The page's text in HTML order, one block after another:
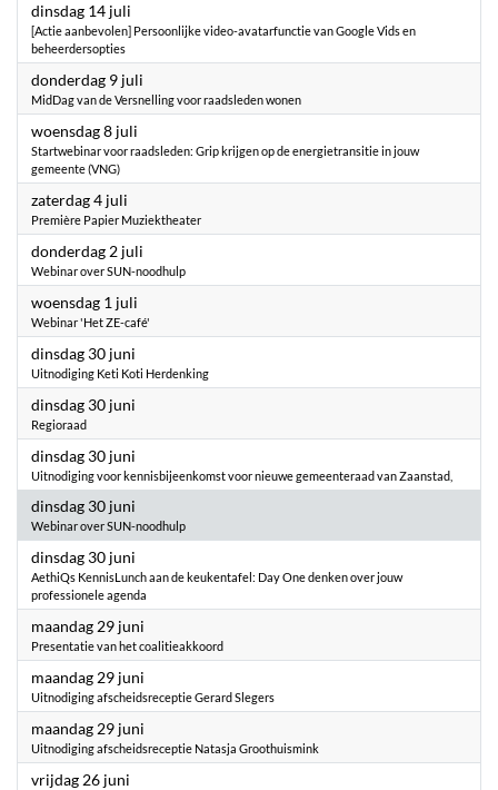
dinsdag 14 juli
[Actie aanbevolen] Persoonlijke video-avatarfunctie van Google Vids en
beheerdersopties
donderdag 9 juli
MidDag van de Versnelling voor raadsleden wonen
woensdag 8 juli
Startwebinar voor raadsleden: Grip krijgen op de energietransitie in jouw
gemeente (VNG)
zaterdag 4 juli
Première Papier Muziektheater
donderdag 2 juli
Webinar over SUN-noodhulp
woensdag 1 juli
Webinar 'Het ZE-café'
dinsdag 30 juni
Uitnodiging Keti Koti Herdenking
dinsdag 30 juni
Regioraad
dinsdag 30 juni
Uitnodiging voor kennisbijeenkomst voor nieuwe gemeenteraad van Zaanstad,
dinsdag 30 juni
Webinar over SUN-noodhulp
dinsdag 30 juni
AethiQs KennisLunch aan de keukentafel: Day One denken over jouw
professionele agenda
maandag 29 juni
Presentatie van het coalitieakkoord
maandag 29 juni
Uitnodiging afscheidsreceptie Gerard Slegers
maandag 29 juni
Uitnodiging afscheidsreceptie Natasja Groothuismink
vrijdag 26 juni